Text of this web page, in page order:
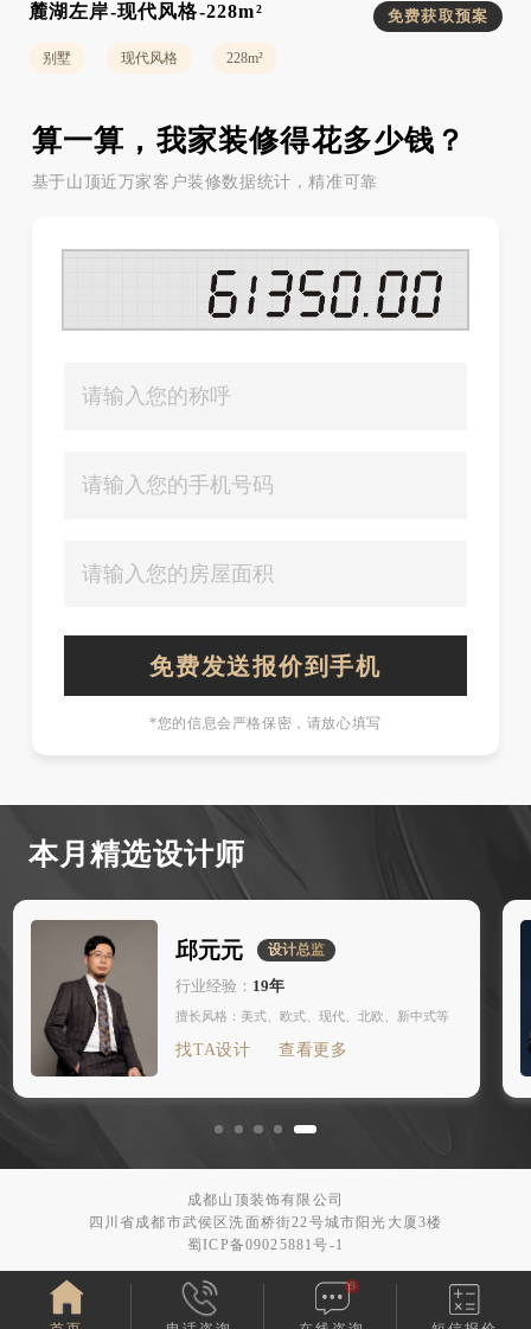
麓湖左岸-现代风格-228m² 免费获取预案
别墅 现代风格 228m²
算一算，我家装修得花多少钱？
基于山顶近万家客户装修数据统计，精准可靠
*您的信息会严格保密，请放心填写
本月精选设计师
邱元元 设计总监
行业经验： 19年
擅长风格：美式、欧式、现代、北欧、新中式等
找TA设计 查看更多
1 2 3 4 5
成都山顶装饰有限公司
四川省成都市武侯区洗面桥街22号城市阳光大厦3楼
蜀ICP备09025881号-1
9